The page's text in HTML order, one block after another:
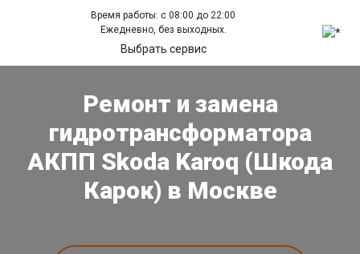
Время работы: с 08:00 до 22:00
Ежедневно, без выходных.
Выбрать сервис
Ремонт и замена
гидротрансформатора
АКПП Skoda Karoq (Шкода
Карок) в Москве